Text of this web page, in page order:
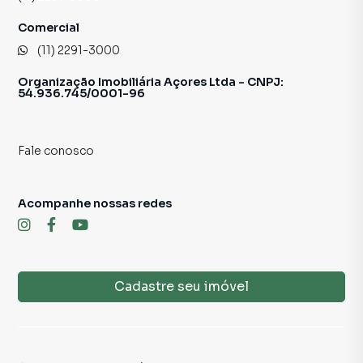
Comercial
(11) 2291-3000
Organização Imobiliária Açores Ltda - CNPJ:
54.936.745/0001-96
Fale conosco
Cadastre seu imóvel
Acompanhe nossas redes